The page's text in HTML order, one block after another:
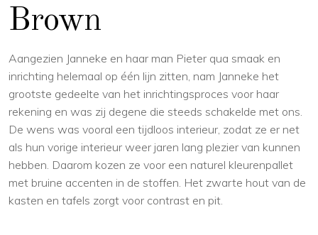
Brown
Aangezien Janneke en haar man Pieter qua smaak en
inrichting helemaal op één lijn zitten, nam Janneke het
grootste gedeelte van het inrichtingsproces voor haar
rekening en was zij degene die steeds schakelde met ons.
De wens was vooral een tijdloos interieur, zodat ze er net
als hun vorige interieur weer jaren lang plezier van kunnen
hebben. Daarom kozen ze voor een naturel kleurenpallet
met bruine accenten in de stoffen. Het zwarte hout van de
kasten en tafels zorgt voor contrast en pit.